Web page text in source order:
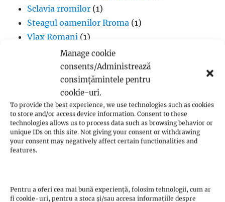
Manage cookie
consents/Administrează
consimțămintele pentru
cookie-uri.
To provide the best experience, we use technologies such as cookies
to store and/or access device information. Consent to these
technologies allows us to process data such as browsing behavior or
unique IDs on this site. Not giving your consent or withdrawing
your consent may negatively affect certain functionalities and
features.
Pentru a oferi cea mai bună experiență, folosim tehnologii, cum ar
fi cookie-uri, pentru a stoca și/sau accesa informațiile despre
Sclavia rromilor (1)
Steagul oamenilor Rroma (1)
Vlax Romani (1)
Budism
Budismul în Japonia(1)
Interviuri cu Dalai Lama(1)
Meditația budistă (1)